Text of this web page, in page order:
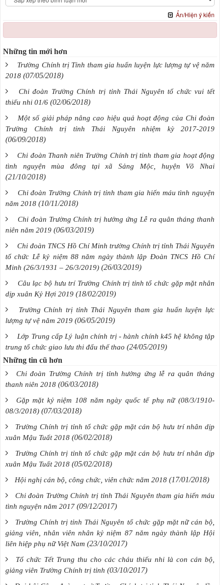
Ẩn/Hiện ý kiến
Những tin mới hơn
Trường Chính trị Tỉnh tham gia huấn luyện lực lượng tự vệ năm
2018 (07/05/2018)
Chi đoàn Trường Chính trị tỉnh Thái Nguyên tổ chức vui tết
thiếu nhi 01/6 (02/06/2018)
Một số giải pháp nâng cao hiệu quả hoạt động của Chi đoàn
Trường Chính trị tỉnh Thái Nguyên nhiệm kỳ 2017-2019
(06/09/2018)
Chi đoàn Thanh niên Trường Chính trị tỉnh tham gia hoạt động
tình nguyện mùa đông tại xã Sảng Mộc, huyện Võ Nhai
(21/10/2018)
Chi đoàn Trường Chính trị tỉnh tham gia hiến máu tình nguyện
năm 2018 (10/11/2018)
Chi đoàn Trường Chính trị hưởng ứng Lễ ra quân tháng thanh
niên năm 2019 (06/03/2019)
Chi đoàn TNCS Hồ Chí Minh trường Chính trị tỉnh Thái Nguyên
tổ chức Lễ kỷ niệm 88 năm ngày thành lập Đoàn TNCS Hồ Chí
Minh (26/3/1931 – 26/3/2019) (26/03/2019)
Câu lạc bộ hưu trí Trường Chính trị tỉnh tổ chức gặp mặt nhân
dịp xuân Kỷ Hợi 2019 (18/02/2019)
Trường Chính trị tỉnh Thái Nguyên tham gia huấn luyện lực
lượng tự vệ năm 2019 (06/05/2019)
Lớp Trung cấp Lý luận chính trị - hành chính k45 hệ không tập
trung tổ chức giao lưu thi đấu thế thao (24/05/2019)
Những tin cũ hơn
Chi đoàn Trường Chính trị tỉnh hưởng ứng lễ ra quân tháng
thanh niên 2018 (06/03/2018)
Gặp mặt kỷ niệm 108 năm ngày quốc tế phụ nữ (08/3/1910-
08/3/2018) (07/03/2018)
Trường Chính trị tỉnh tổ chức gặp mặt cán bộ hưu trí nhân dịp
xuân Mậu Tuất 2018 (06/02/2018)
Trường Chính trị tỉnh tổ chức gặp mặt cán bộ hưu trí nhân dịp
xuân Mậu Tuất 2018 (05/02/2018)
Hội nghị cán bộ, công chức, viên chức năm 2018 (17/01/2018)
Chi đoàn Trường Chính trị tỉnh Thái Nguyên tham gia hiến máu
tình nguyện năm 2017 (09/12/2017)
Trường Chính trị tỉnh Thái Nguyên tổ chức gặp mặt nữ cán bộ,
giảng viên, nhân viên nhân kỷ niệm 87 năm ngày thành lập Hội
liên hiệp phụ nữ Việt Nam (23/10/2017)
Tổ chức Tết Trung thu cho các cháu thiếu nhi là con cán bộ,
giảng viên Trường Chính trị tỉnh (03/10/2017)